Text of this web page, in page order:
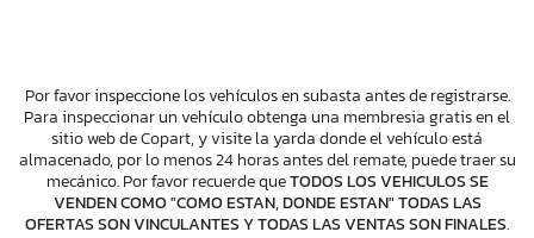
Por favor inspeccione los vehículos en subasta antes de registrarse.
Para inspeccionar un vehículo obtenga una membresia gratis en el
sitio web de Copart, y visite la yarda donde el vehículo está
almacenado, por lo menos 24 horas antes del remate, puede traer su
mecánico. Por favor recuerde queTODOS LOS VEHICULOS SE
VENDEN COMO "COMO ESTAN, DONDE ESTAN" TODAS LAS
OFERTAS SON VINCULANTES Y TODAS LAS VENTAS SON FINALES.